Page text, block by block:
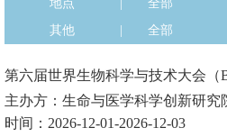
地点
全部
其他
全部
第六届世界生物科学与技术大会（
主办方：生命与医学科学创新研究
时间：2026-12-01-2026-12-03